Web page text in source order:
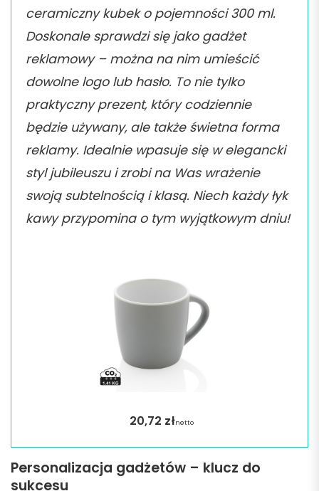
ceramiczny kubek o pojemności 300 ml.
Doskonale sprawdzi się jako gadżet
reklamowy – można na nim umieścić
dowolne logo lub hasło. To nie tylko
praktyczny prezent, który codziennie
będzie używany, ale także świetna forma
reklamy. Idealnie wpasuje się w elegancki
styl jubileuszu i zrobi na Was wrażenie
swoją subtelnością i klasą. Niech każdy łyk
kawy przypomina o tym wyjątkowym dniu!
20,72 złnetto
Personalizacja gadżetów – klucz do
sukcesu